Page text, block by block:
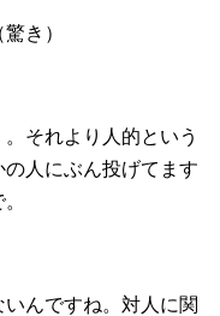
き）
それより人的という
人にぶん投げてます
んですね。対人に関